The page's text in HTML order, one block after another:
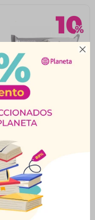

Cerámica Gris 500G
$